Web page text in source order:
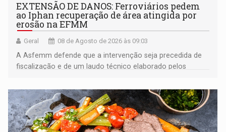
EXTENSÃO DE DANOS: Ferroviários pedem
ao Iphan recuperação de área atingida por
erosão na EFMM
Geral 08 de Agosto de 2026 às 09:03
A Asfemm defende que a intervenção seja precedida de
fiscalização e de um laudo técnico elaborado pelos